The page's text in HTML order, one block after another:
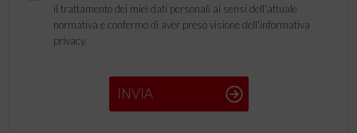
il trattamento dei miei dati personali ai sensi dell'attuale
normativa e confermo di aver preso visione dell'informativa
privacy.
INVIA